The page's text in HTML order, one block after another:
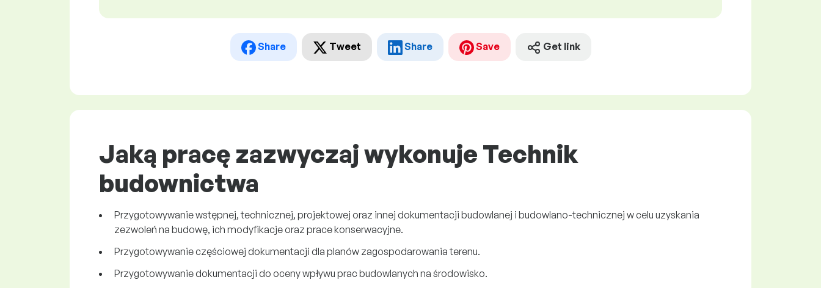
Share Tweet Share Save Get link
Jaką pracę zazwyczaj wykonuje Technik
budownictwa
Przygotowywanie wstępnej, technicznej, projektowej oraz innej dokumentacji budowlanej i budowlano-technicznej w celu uzyskania
zezwoleń na budowę, ich modyfikacje oraz prace konserwacyjne.
Przygotowywanie częściowej dokumentacji dla planów zagospodarowania terenu.
Przygotowywanie dokumentacji do oceny wpływu prac budowlanych na środowisko.